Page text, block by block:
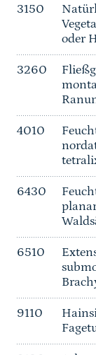
3150
oder
3260
4010
6430
6510
9110